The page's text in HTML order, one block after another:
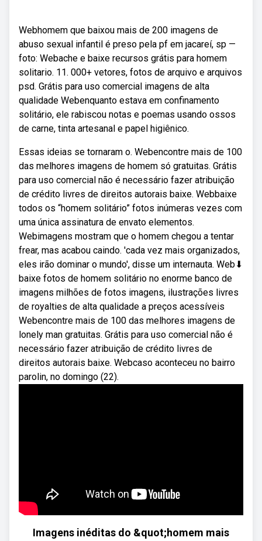
Webhomem que baixou mais de 200 imagens de
abuso sexual infantil é preso pela pf em jacareí, sp —
foto: Webache e baixe recursos grátis para homem
solitario. 11. 000+ vetores, fotos de arquivo e arquivos
psd. Grátis para uso comercial imagens de alta
qualidade Webenquanto estava em confinamento
solitário, ele rabiscou notas e poemas usando ossos
de carne, tinta artesanal e papel higiênico.
Essas ideias se tornaram o. Webencontre mais de 100
das melhores imagens de homem só gratuitas. Grátis
para uso comercial não é necessário fazer atribuição
de crédito livres de direitos autorais baixe. Webbaixe
todos os “homem solitário” fotos inúmeras vezes com
uma única assinatura de envato elementos.
Webimagens mostram que o homem chegou a tentar
frear, mas acabou caindo. 'cada vez mais organizados,
eles irão dominar o mundo', disse um internauta. Web⬇
baixe fotos de homem solitário no enorme banco de
imagens milhões de fotos imagens, ilustrações livres
de royalties de alta qualidade a preços acessíveis
Webencontre mais de 100 das melhores imagens de
lonely man gratuitas. Grátis para uso comercial não é
necessário fazer atribuição de crédito livres de
direitos autorais baixe. Webcaso aconteceu no bairro
parolin, no domingo (22).
Imagens inéditas do &quot;homem mais